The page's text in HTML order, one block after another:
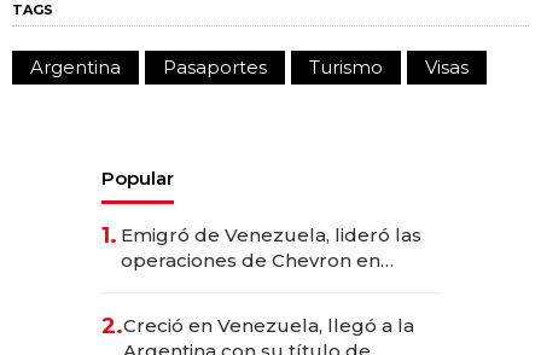
TAGS
Argentina Pasaportes Turismo Visas
Popular
1. Emigró de Venezuela, lideró las
operaciones de Chevron en
2.Creció en Venezuela, llegó a la